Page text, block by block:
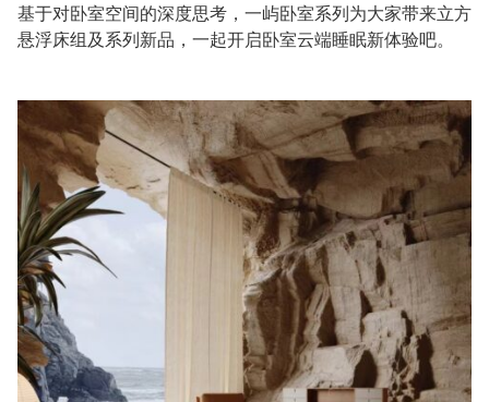
基于对卧室空间的深度思考，一屿卧室系列为大家带来立方
悬浮床组及系列新品，一起开启卧室云端睡眠新体验吧。